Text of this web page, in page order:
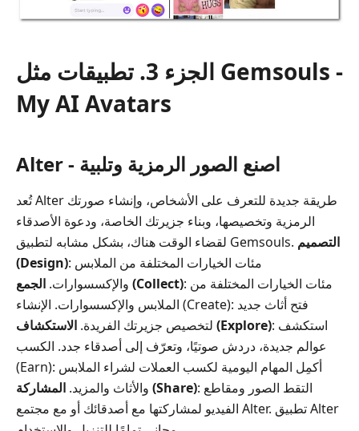
الجزء 3. تطبيقات مثل Gemsouls -
My AI Avatars
Alter - اصنع الصور الرمزية وتلبية
تُعد Alter طريقة جديدة للتعرف على الأشخاص، وإنشاء صورتك
الرمزية وتخصيصها، وبناء جزيرتك الخاصة، ودعوة الأصدقاء
لقضاء الوقت هناك، بشكل مشابه لتطبيق Gemsouls. التصميم
(Design): مئات الخيارات المختلفة من الملابس
والإكسسوارات. الجمع (Collect): مئات الخيارات المختلفة من
الملابس والإكسسوارات. الإنشاء (Create): فتح أثاث جديد
لتخصيص جزيرتك الفريدة. الاستكشاف (Explore): استكشف
عوالم جديدة، دردش صوتيًا، وتعرّف إلى أصدقاء جدد. الكسب
(Earn): أكمِل المهام اليومية لكسب العملات لشراء الملابس
والأثاث والمزيد. المشاركة (Share): التقط الصور ومقاطع
الفيديو لمشاركتها مع أصدقائك أو مع مجتمع Alter. تطبيق Alter